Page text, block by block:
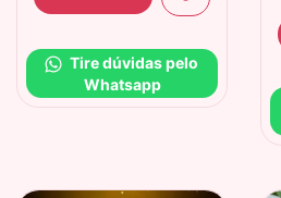
Tire dúvidas pelo
Whatsapp